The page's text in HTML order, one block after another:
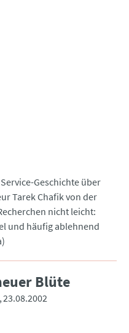
Geschichte über
Tarek Chafik von der
nicht leicht:
und häufig ablehnend
Blüte
23.08.2002